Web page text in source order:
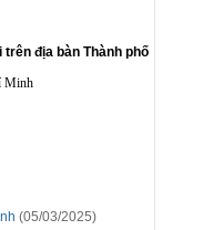
địa bàn Thành phố
Minh
(05/03/2025)